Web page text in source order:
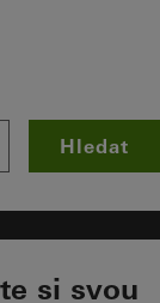
Hledat
si svou